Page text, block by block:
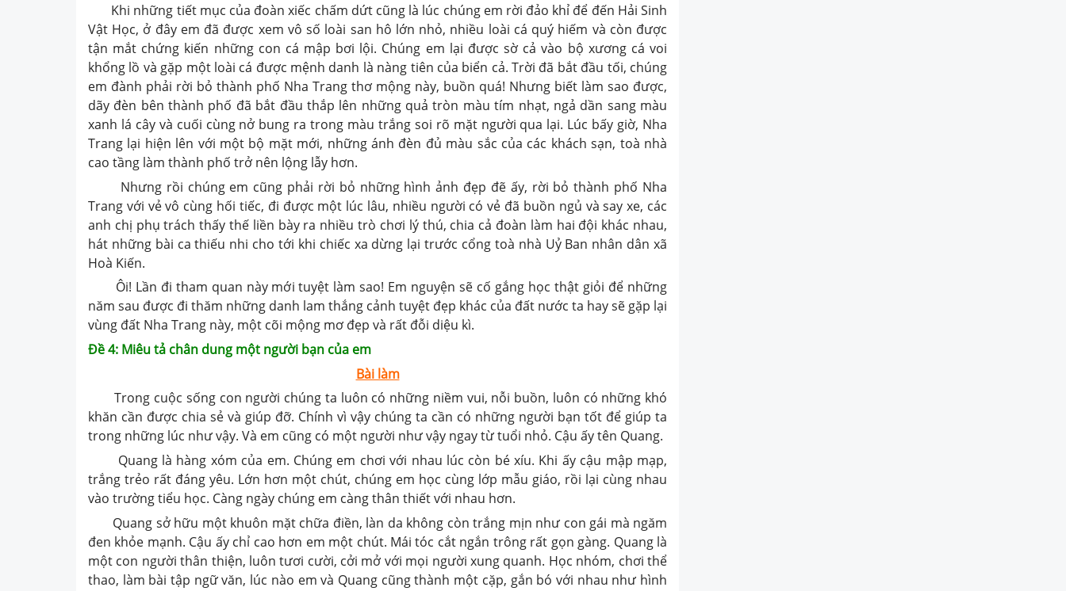
Khi những tiết mục của đoàn xiếc chấm dứt cũng là lúc chúng em rời đảo khỉ để đến Hải Sinh
Vật Học, ở đây em đã được xem vô số loài san hô lớn nhỏ, nhiều loài cá quý hiếm và còn được
tận mắt chứng kiến những con cá mập bơi lội. Chúng em lại được sờ cả vào bộ xương cá voi
khổng lồ và gặp một loài cá được mệnh danh là nàng tiên của biển cả. Trời đã bắt đầu tối, chúng
em đành phải rời bỏ thành phố Nha Trang thơ mộng này, buồn quá! Nhưng biết làm sao được,
dãy đèn bên thành phố đã bắt đầu thắp lên những quả tròn màu tím nhạt, ngả dần sang màu
xanh lá cây và cuối cùng nở bung ra trong màu trắng soi rõ mặt người qua lại. Lúc bấy giờ, Nha
Trang lại hiện lên với một bộ mặt mới, những ánh đèn đủ màu sắc của các khách sạn, toà nhà
cao tầng làm thành phố trở nên lộng lẫy hơn.
Nhưng rồi chúng em cũng phải rời bỏ những hình ảnh đẹp đẽ ấy, rời bỏ thành phố Nha
Trang với vẻ vô cùng hối tiếc, đi được một lúc lâu, nhiều người có vẻ đã buồn ngủ và say xe, các
anh chị phụ trách thấy thế liền bày ra nhiều trò chơi lý thú, chia cả đoàn làm hai đội khác nhau,
hát những bài ca thiếu nhi cho tới khi chiếc xa dừng lại trước cổng toà nhà Uỷ Ban nhân dân xã
Hoà Kiến.
Ôi! Lần đi tham quan này mới tuyệt làm sao! Em nguyện sẽ cố gắng học thật giỏi để những
năm sau được đi thăm những danh lam thắng cảnh tuyệt đẹp khác của đất nước ta hay sẽ gặp lại
vùng đất Nha Trang này, một cõi mộng mơ đẹp và rất đỗi diệu kì.
Đề 4: Miêu tả chân dung một người bạn của em
Bài làm
Trong cuộc sống con người chúng ta luôn có những niềm vui, nỗi buồn, luôn có những khó
khăn cần được chia sẻ và giúp đỡ. Chính vì vậy chúng ta cần có những người bạn tốt để giúp ta
trong những lúc như vậy. Và em cũng có một người như vậy ngay từ tuổi nhỏ. Cậu ấy tên Quang.
Quang là hàng xóm của em. Chúng em chơi với nhau lúc còn bé xíu. Khi ấy cậu mập mạp,
trắng trẻo rất đáng yêu. Lớn hơn một chút, chúng em học cùng lớp mẫu giáo, rồi lại cùng nhau
vào trường tiểu học. Càng ngày chúng em càng thân thiết với nhau hơn.
Quang sở hữu một khuôn mặt chữa điền, làn da không còn trắng mịn như con gái mà ngăm
đen khỏe mạnh. Cậu ấy chỉ cao hơn em một chút. Mái tóc cắt ngắn trông rất gọn gàng. Quang là
một con người thân thiện, luôn tươi cười, cởi mở với mọi người xung quanh. Học nhóm, chơi thể
thao, làm bài tập ngữ văn, lúc nào em và Quang cũng thành một cặp, gắn bó với nhau như hình